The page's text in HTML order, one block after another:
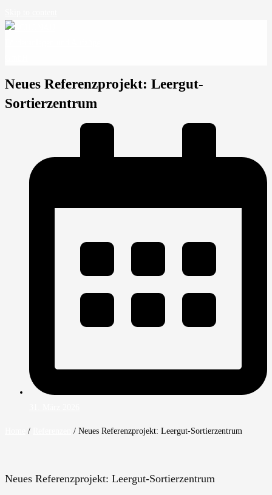
Neues Referenzprojekt: Leergut-
Sortierzentrum
/ / Neues Referenzprojekt: Leergut-Sortierzentrum
Neues Referenzprojekt: Leergut-Sortierzentrum